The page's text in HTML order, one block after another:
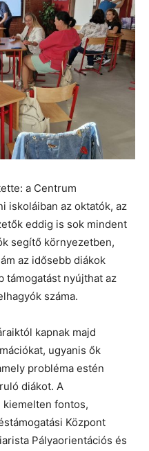
a Centrum
iskoláiban az oktatók, az
eddig is sok mindent
segítő környezetben,
az idősebb diákok
támogatást nyújthat az
száma.
kapnak majd
ugyanis ők
probléma estén
diákot. A
fontos,
Központ
Pályaorientációs és